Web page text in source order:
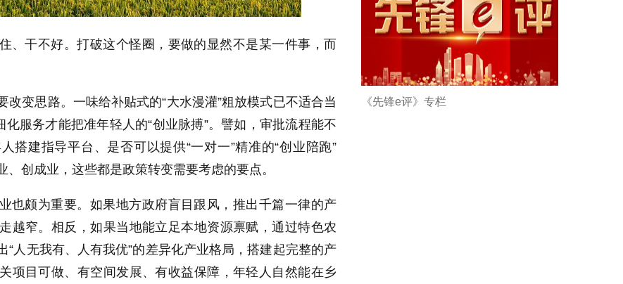
、干不好。打破这个怪圈，要做的显然不是某一件事，而
改变思路。一味给补贴式的“大水漫灌”粗放模式已不适合当
化服务才能把准年轻人的“创业脉搏”。譬如，审批流程能不
搭建指导平台、是否可以提供“一对一”精准的“创业陪跑”
创成业，这些都是政策转变需要考虑的要点。
也颇为重要。如果地方政府盲目跟风，推出千篇一律的产
越窄。相反，如果当地能立足本地资源禀赋，通过特色农
“人无我有、人有我优”的差异化产业格局，搭建起完整的产
项目可做、有空间发展、有收益保障，年轻人自然能在乡
《先锋e评》专栏